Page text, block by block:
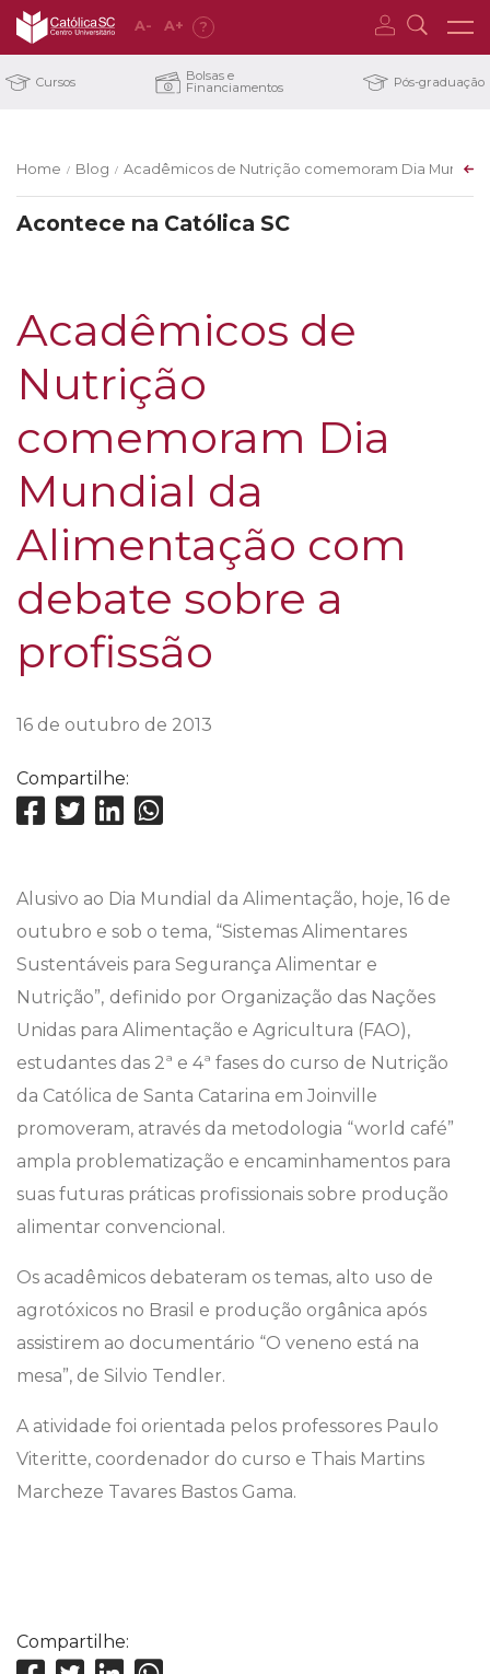
A- A+ ?
Cursos Bolsas e
Financiamentos Pós-graduação
Home / Blog / Acadêmicos de Nutrição comemoram Dia
Acontece na Católica SC
Acadêmicos de
Nutrição
comemoram Dia
Mundial da
Alimentação com
debate sobre a
profissão
16 de outubro de 2013
Compartilhe:
Alusivo ao Dia Mundial da Alimentação, hoje, 16 de
outubro e sob o tema, “Sistemas Alimentares
Sustentáveis para Segurança Alimentar e
Nutrição”, definido por Organização das Nações
Unidas para Alimentação e Agricultura (FAO),
estudantes das 2ª e 4ª fases do curso de Nutrição
da Católica de Santa Catarina em Joinville
promoveram, através da metodologia “world café”
ampla problematização e encaminhamentos para
suas futuras práticas profissionais sobre produção
alimentar convencional.
Os acadêmicos debateram os temas, alto uso de
agrotóxicos no Brasil e produção orgânica após
assistirem ao documentário “O veneno está na
mesa”, de Silvio Tendler.
A atividade foi orientada pelos professores Paulo
Viteritte, coordenador do curso e Thais Martins
Marcheze Tavares Bastos Gama.
Compartilhe: